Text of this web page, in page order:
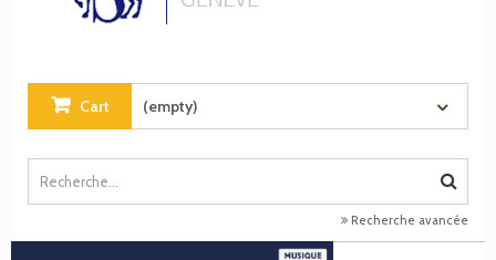
Cart (empty)
Recherche avancée